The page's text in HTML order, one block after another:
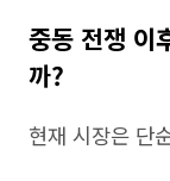
중동 전쟁 이
까?
현재 시장은 단